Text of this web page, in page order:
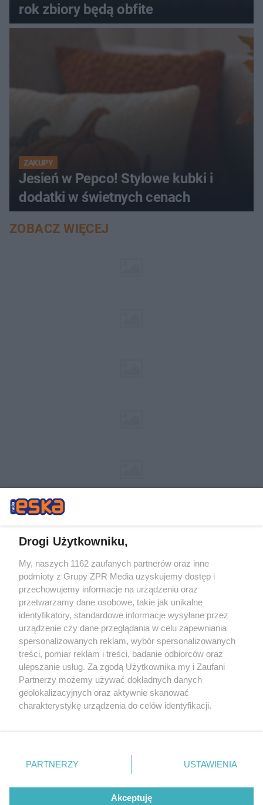
rok zbiory będą obfite
ZAKUPY
Jesień w Pepco! Stylowe kubki i
dodatki w świetnych cenach
ZOBACZ WIĘCEJ
Żaden utwór zamieszczony w serwisie nie może być powielany i
rozpowszechniany lub dalej rozpowszechniany w jakikolwiek sposób (w
tym także elektroniczny lub mechaniczny) na jakimkolwiek polu
eksploatacji w jakiejkolwiek formie, włącznie z umieszczaniem w
Internecie bez pisemnej zgody właściciela praw. Jakiekolwiek użycie lub
wykorzystanie utworów w całości lub w części z naruszeniem prawa,
tzn. bez właściwej zgody, jest zabronione pod groźbą kary i może być
ścigane prawnie.
© 2026 Grupa ZPR Media
Drogi Użytkowniku,
My, naszych 1162 zaufanych partnerów oraz inne
podmioty z Grupy ZPR Media uzyskujemy dostęp i
przechowujemy informacje na urządzeniu oraz
przetwarzamy dane osobowe, takie jak unikalne
identyfikatory, standardowe informacje wysyłane przez
urządzenie czy dane przeglądania w celu zapewniania
spersonalizowanych reklam, wybór spersonalizowanych
treści, pomiar reklam i treści, badanie odbiorców oraz
ulepszanie usług. Za zgodą Użytkownika my i Zaufani
Partnerzy możemy używać dokładnych danych
geolokalizacyjnych oraz aktywnie skanować
charakterystykę urządzenia do celów identyfikacji.
zmienić/wycofać klikając przycisk ustawień prywatności
znajdujący się w lewym dolnym rogu strony
rodzaje przetwarzania danych nie wymagają zgody
użytkownika, ale masz prawo sprzeciwić się takiemu
PARTNERZY USTAWIENIA
Akceptuję